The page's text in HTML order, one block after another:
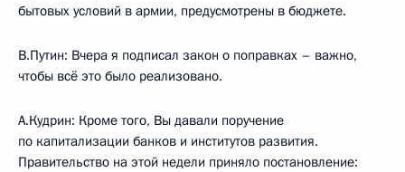
бытовых условий в армии, предусмотрены в бюджете.
В.Путин: Вчера я подписал закон о поправках – важно,
чтобы всё это было реализовано.
А.Кудрин: Кроме того, Вы давали поручение
по капитализации банков и институтов развития.
Правительство на этой недели приняло постановление: